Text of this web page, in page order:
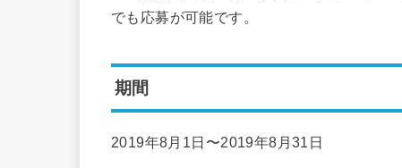
でも応募が可能です。
期間
2019年8月1日〜2019年8月31日